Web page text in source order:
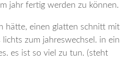
jahr fertig werden zu können.
hätte, einen glatten schnitt mit
lichts zum jahreswechsel. in ein
es ist so viel zu tun. (steht